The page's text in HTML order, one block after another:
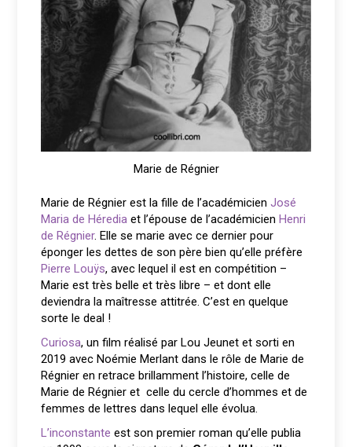
Marie de Régnier
Marie de Régnier est la fille de l’académicienJosé
Maria de Héredia et l’épouse de l’académicienHenri
de Régnier. Elle se marie avec ce dernier pour
éponger les dettes de son père bien qu’elle préfère
Pierre Louÿs, avec lequel il est en compétition –
Marie est très belle et très libre – et dont elle
deviendra la maîtresse attitrée. C’est en quelque
sorte le deal !
Curiosa, un film réalisé par Lou Jeunet et sorti en
2019 avec Noémie Merlant dans le rôle de Marie de
Régnier en retrace brillamment l’histoire, celle de
Marie de Régnier et celle du cercle d’hommes et de
femmes de lettres dans lequel elle évolua.
L’inconstante est son premier roman qu’elle publia